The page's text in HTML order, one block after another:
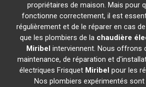
propriétaires de maison. Mais pour
fonctionne correctement, il est
régulièrement et de le réparer en cas
que les plombiers de la chaudière
Miribel interviennent. Nous offrons
maintenance, de réparation et
électriques Frisquet Miribel pour les
Nos plombiers expérimentés